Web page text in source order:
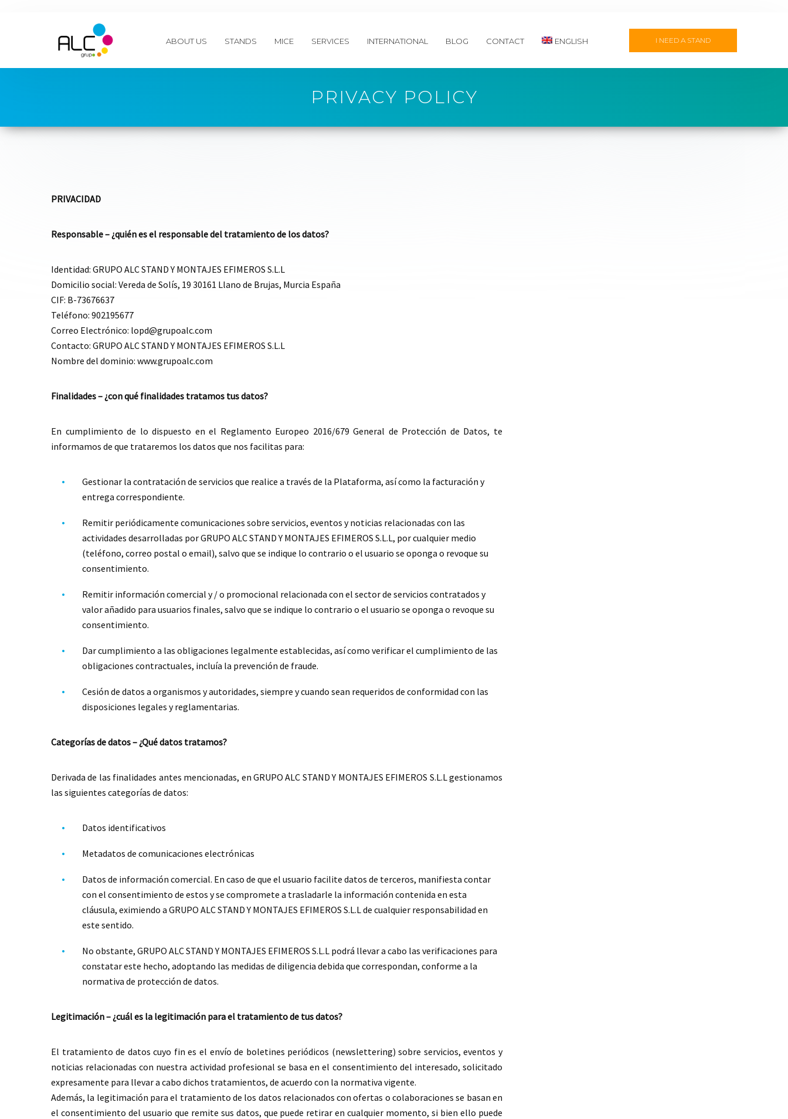
I NEED A STAND
ABOUT US STANDS MICE SERVICES INTERNATIONAL BLOG CONTACT ENGLISH
PRIVACY POLICY
PRIVACIDAD
Responsable – ¿quién es el responsable del tratamiento de los datos?
Identidad: GRUPO ALC STAND Y MONTAJES EFIMEROS S.L.L
Domicilio social: Vereda de Solís, 19 30161 Llano de Brujas, Murcia España
CIF: B-73676637
Teléfono: 902195677
Correo Electrónico: lopd@grupoalc.com
Contacto: GRUPO ALC STAND Y MONTAJES EFIMEROS S.L.L
Nombre del dominio: www.grupoalc.com
Finalidades – ¿con qué finalidades tratamos tus datos?
En cumplimiento de lo dispuesto en el Reglamento Europeo 2016/679 General de Protección de Datos, te
informamos de que trataremos los datos que nos facilitas para:
Gestionar la contratación de servicios que realice a través de la Plataforma, así como la facturación y
entrega correspondiente.
Remitir periódicamente comunicaciones sobre servicios, eventos y noticias relacionadas con las
actividades desarrolladas por GRUPO ALC STAND Y MONTAJES EFIMEROS S.L.L, por cualquier medio
(teléfono, correo postal o email), salvo que se indique lo contrario o el usuario se oponga o revoque su
consentimiento.
Remitir información comercial y / o promocional relacionada con el sector de servicios contratados y
valor añadido para usuarios finales, salvo que se indique lo contrario o el usuario se oponga o revoque su
consentimiento.
Dar cumplimiento a las obligaciones legalmente establecidas, así como verificar el cumplimiento de las
obligaciones contractuales, incluía la prevención de fraude.
Cesión de datos a organismos y autoridades, siempre y cuando sean requeridos de conformidad con las
disposiciones legales y reglamentarias.
Categorías de datos – ¿Qué datos tratamos?
Derivada de las finalidades antes mencionadas, en GRUPO ALC STAND Y MONTAJES EFIMEROS S.L.L gestionamos
las siguientes categorías de datos:
Datos identificativos
Metadatos de comunicaciones electrónicas
Datos de información comercial. En caso de que el usuario facilite datos de terceros, manifiesta contar
con el consentimiento de estos y se compromete a trasladarle la información contenida en esta
cláusula, eximiendo a GRUPO ALC STAND Y MONTAJES EFIMEROS S.L.L de cualquier responsabilidad en
este sentido.
No obstante, GRUPO ALC STAND Y MONTAJES EFIMEROS S.L.L podrá llevar a cabo las verificaciones para
constatar este hecho, adoptando las medidas de diligencia debida que correspondan, conforme a la
normativa de protección de datos.
Legitimación – ¿cuál es la legitimación para el tratamiento de tus datos?
El tratamiento de datos cuyo fin es el envío de boletines periódicos (newslettering) sobre servicios, eventos y
noticias relacionadas con nuestra actividad profesional se basa en el consentimiento del interesado, solicitado
expresamente para llevar a cabo dichos tratamientos, de acuerdo con la normativa vigente.
Además, la legitimación para el tratamiento de los datos relacionados con ofertas o colaboraciones se basan en
el consentimiento del usuario que remite sus datos, que puede retirar en cualquier momento, si bien ello puede